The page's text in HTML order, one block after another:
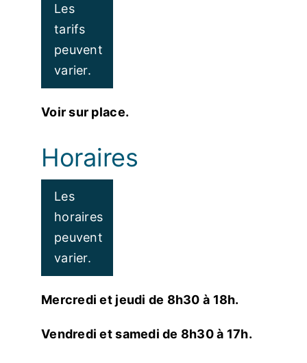
Les
tarifs
peuvent
varier.
Voir sur place.
Horaires
Les
horaires
peuvent
varier.
Mercredi et jeudi de 8h30 à 18h.
Vendredi et samedi de 8h30 à 17h.